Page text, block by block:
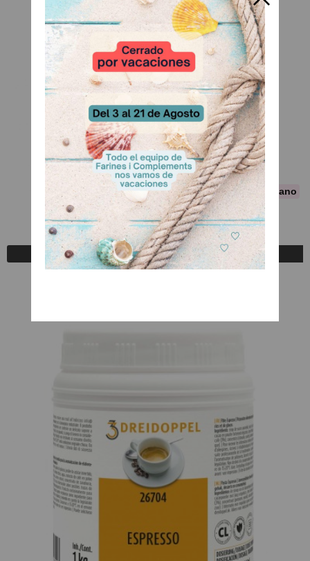
Sin Gluten - Vegano
Aromapaste de Nueces
A Consultar
Registrarse para comprar